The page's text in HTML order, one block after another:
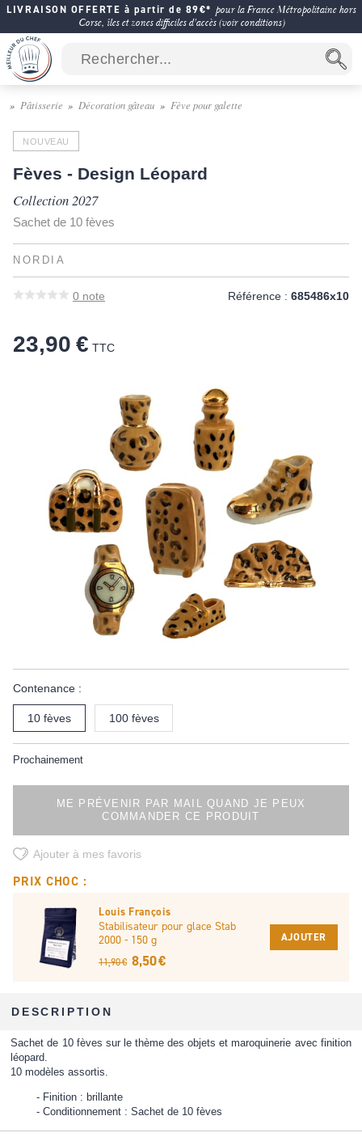
LIVRAISON OFFERTE à partir de 89€* pour la France Métropolitaine hors
Corse, îles et zones difficiles d'accès (voir conditions)
Pâtisserie Décoration gâteau Fève pour galette
NOUVEAU
Fèves - Design Léopard
Collection 2027
Sachet de 10 fèves
NORDIA
0 note Référence : 685486x10
23,90 € TTC
Contenance :
10 fèves 100 fèves
Prochainement
ME PRÉVENIR PAR MAIL QUAND JE PEUX
COMMANDER CE PRODUIT
Ajouter à mes favoris
PRIX CHOC :
Louis François
Stabilisateur pour glace Stab
2000 - 150 g
11,90 € 8,50 €
AJOUTER
DESCRIPTION
Sachet de 10 fèves sur le thème des objets et maroquinerie avec finition
léopard.
10 modèles assortis.
Finition : brillante
Conditionnement : Sachet de 10 fèves